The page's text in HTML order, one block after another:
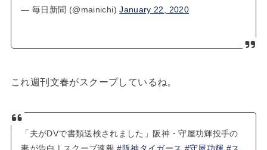
— 毎日新聞 (@mainichi)January 22, 2020
これ週刊文春がスクープしているね。
「夫がDVで書類送検されました」阪神・守屋功輝投手の